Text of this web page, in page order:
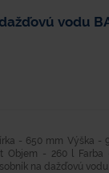
vodu
- 650 mm Výška -
Objem - 260 l Farba
na dažďovú vodu